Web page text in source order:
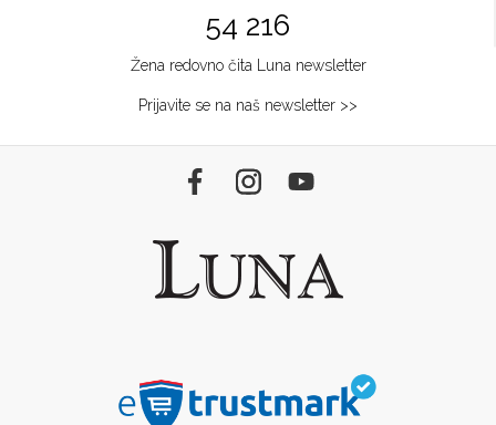
54 216
Žena redovno čita Luna newsletter
Prijavite se na naš newsletter >>